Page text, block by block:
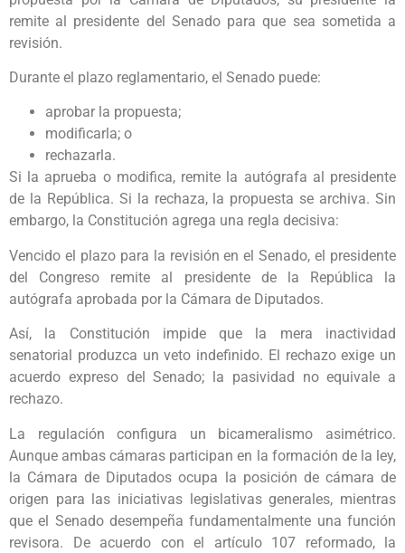
remite al presidente del Senado para que sea sometida a
revisión.
Durante el plazo reglamentario, el Senado puede:
aprobar la propuesta;
modificarla; o
rechazarla.
Si la aprueba o modifica, remite la autógrafa al presidente
de la República. Si la rechaza, la propuesta se archiva. Sin
embargo, la Constitución agrega una regla decisiva:
Vencido el plazo para la revisión en el Senado, el presidente
del Congreso remite al presidente de la República la
autógrafa aprobada por la Cámara de Diputados.
Así, la Constitución impide que la mera inactividad
senatorial produzca un veto indefinido. El rechazo exige un
acuerdo expreso del Senado; la pasividad no equivale a
rechazo.
La regulación configura un bicameralismo asimétrico.
Aunque ambas cámaras participan en la formación de la ley,
la Cámara de Diputados ocupa la posición de cámara de
origen para las iniciativas legislativas generales, mientras
que el Senado desempeña fundamentalmente una función
revisora. De acuerdo con el artículo 107 reformado, la